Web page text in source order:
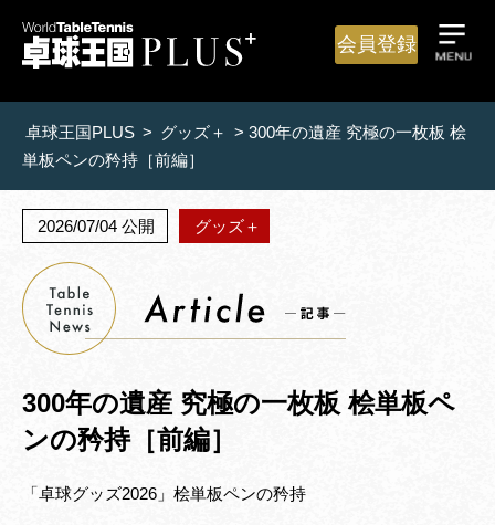
会員登録
卓球王国PLUS > グッズ＋ > 300年の遺産 究極の一枚板 桧
単板ペンの矜持［前編］
2026/07/04 公開 グッズ＋
300年の遺産 究極の一枚板 桧単板ペ
ンの矜持［前編］
「卓球グッズ2026」桧単板ペンの矜持